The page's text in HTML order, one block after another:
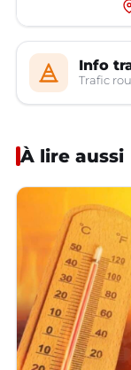
Info
Trafic
À lire aussi